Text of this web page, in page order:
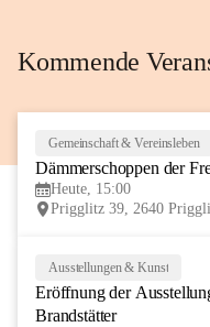
Kommende
Gemeinschaft & Vereinsleben
Dämmerschoppen der
Heute, 15:00
Prigglitz 39, 2640
Ausstellungen & Kunst
Eröffnung der
Brandstätter